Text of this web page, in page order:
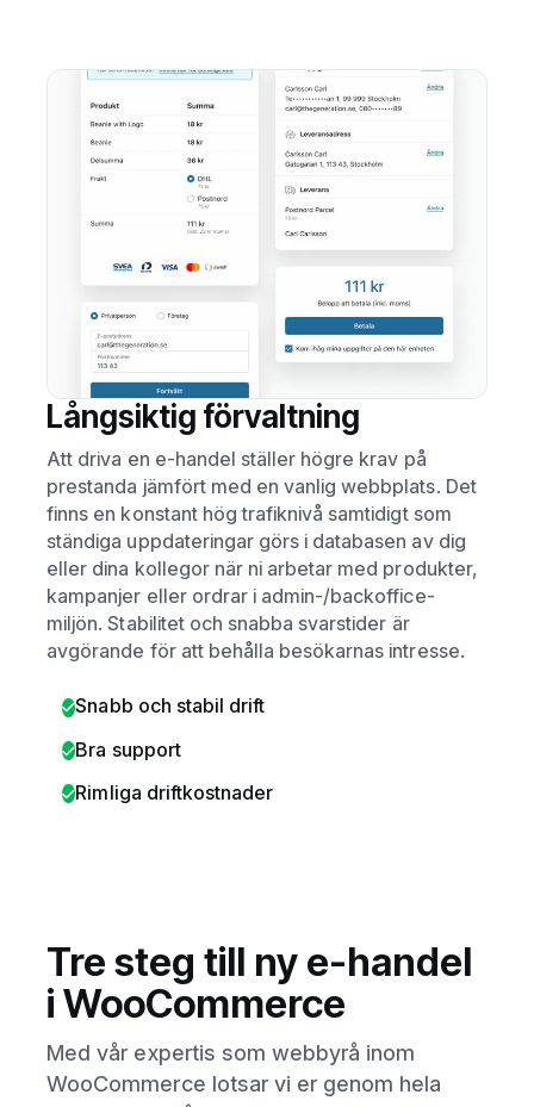
Långsiktig förvaltning
Att driva en e-handel ställer högre krav på
prestanda jämfört med en vanlig webbplats. Det
finns en konstant hög trafiknivå samtidigt som
ständiga uppdateringar görs i databasen av dig
eller dina kollegor när ni arbetar med produkter,
kampanjer eller ordrar i admin-/backoffice-
miljön. Stabilitet och snabba svarstider är
avgörande för att behålla besökarnas intresse.
Snabb och stabil drift
Bra support
Rimliga driftkostnader
Tre steg till ny e-handel
i WooCommerce
Med vår expertis som webbyrå inom
WooCommerce lotsar vi er genom hela